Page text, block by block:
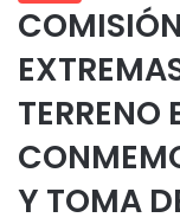
TERRENO
Y TOMA